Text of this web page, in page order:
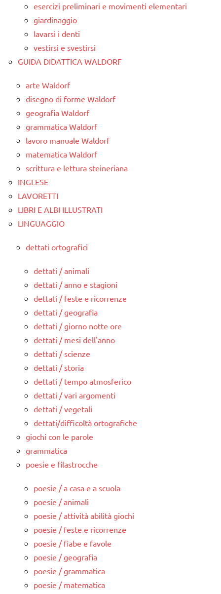
esercizi preliminari e movimenti elementari
giardinaggio
lavarsi i denti
vestirsi e svestirsi
GUIDA DIDATTICA WALDORF
arte Waldorf
disegno di forme Waldorf
geografia Waldorf
grammatica Waldorf
lavoro manuale Waldorf
matematica Waldorf
scrittura e lettura steineriana
INGLESE
LAVORETTI
LIBRI E ALBI ILLUSTRATI
LINGUAGGIO
dettati ortografici
dettati / animali
dettati / anno e stagioni
dettati / feste e ricorrenze
dettati / geografia
dettati / giorno notte ore
dettati / mesi dell'anno
dettati / scienze
dettati / storia
dettati / tempo atmosferico
dettati / vari argomenti
dettati / vegetali
dettati/difficoltà ortografiche
giochi con le parole
grammatica
poesie e filastrocche
poesie / a casa e a scuola
poesie / animali
poesie / attività abilità giochi
poesie / feste e ricorrenze
poesie / fiabe e favole
poesie / geografia
poesie / grammatica
poesie / matematica